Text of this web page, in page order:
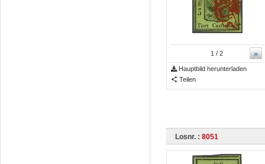
»
1/ 2
Hauptbild herunterladen
Teilen
Losnr. : 8051